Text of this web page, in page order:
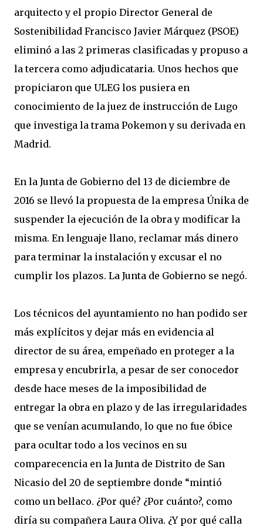
arquitecto y el propio Director General de
Sostenibilidad Francisco Javier Márquez (PSOE)
eliminó a las 2 primeras clasificadas y propuso a
la tercera como adjudicataria. Unos hechos que
propiciaron que ULEG los pusiera en
conocimiento de la juez de instrucción de Lugo
que investiga la trama Pokemon y su derivada en
Madrid.
En la Junta de Gobierno del 13 de diciembre de
2016 se llevó la propuesta de la empresa Únika de
suspender la ejecución de la obra y modificar la
misma. En lenguaje llano, reclamar más dinero
para terminar la instalación y excusar el no
cumplir los plazos. La Junta de Gobierno se negó.
Los técnicos del ayuntamiento no han podido ser
más explícitos y dejar más en evidencia al
director de su área, empeñado en proteger a la
empresa y encubrirla, a pesar de ser conocedor
desde hace meses de la imposibilidad de
entregar la obra en plazo y de las irregularidades
que se venían acumulando, lo que no fue óbice
para ocultar todo a los vecinos en su
comparecencia en la Junta de Distrito de San
Nicasio del 20 de septiembre donde “mintió
como un bellaco. ¿Por qué? ¿Por cuánto?, como
diría su compañera Laura Oliva. ¿Y por qué calla